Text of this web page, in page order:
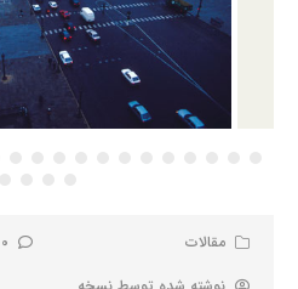
مقالات
0 نظر کاربران